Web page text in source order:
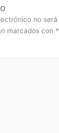
no será
marcados con *